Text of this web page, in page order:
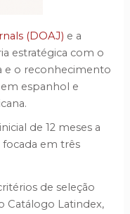
(DOAJ) e a
estratégica com o
e o reconhecimento
espanhol e
de 12 meses a
em três
de seleção
Catálogo Latindex,